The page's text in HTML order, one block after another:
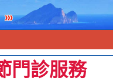
門診服務